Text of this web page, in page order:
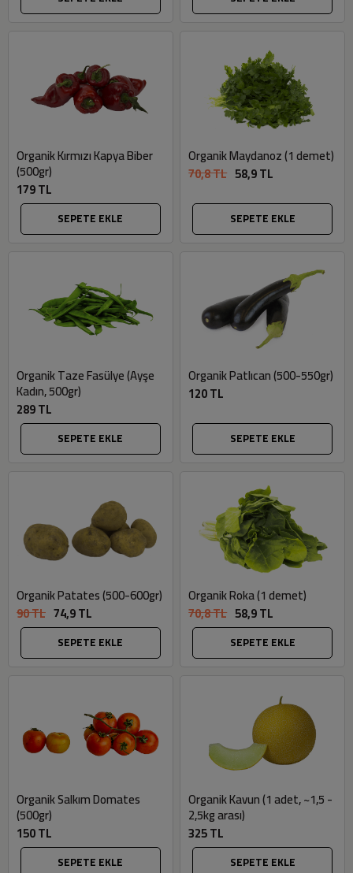
Organik Kırmızı Kapya Biber
(500gr)
179 TL
SEPETE EKLE
Organik Maydanoz (1 demet)
70,8 TL 58,9 TL
SEPETE EKLE
Organik Taze Fasülye (Ayşe
Kadın, 500gr)
289 TL
SEPETE EKLE
Organik Patlıcan (500-550gr)
120 TL
SEPETE EKLE
Organik Patates (500-600gr)
90 TL 74,9 TL
SEPETE EKLE
Organik Roka (1 demet)
70,8 TL 58,9 TL
SEPETE EKLE
Organik Salkım Domates
(500gr)
150 TL
SEPETE EKLE
Organik Kavun (1 adet, ~1,5 -
2,5kg arası)
325 TL
SEPETE EKLE